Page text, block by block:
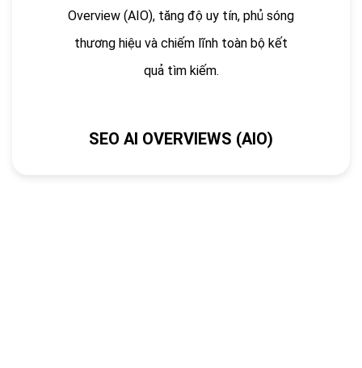
Overview (AIO), tăng độ uy tín, phủ sóng
thương hiệu và chiếm lĩnh toàn bộ kết
quả tìm kiếm.
SEO AI OVERVIEWS (AIO)